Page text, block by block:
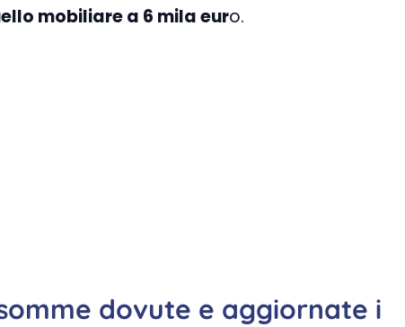
mobiliare a 6 mila euro.
dovute e aggiornate i